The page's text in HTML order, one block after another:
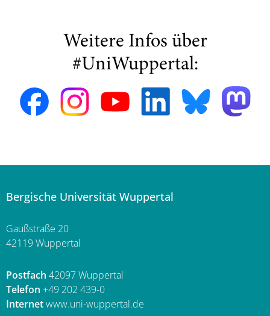
Weitere Infos über
#UniWuppertal:
Bergische Universität Wuppertal
Gaußstraße 20
42119 Wuppertal
Postfach 42097 Wuppertal
Telefon +49 202 439-0
Internetwww.uni-wuppertal.de